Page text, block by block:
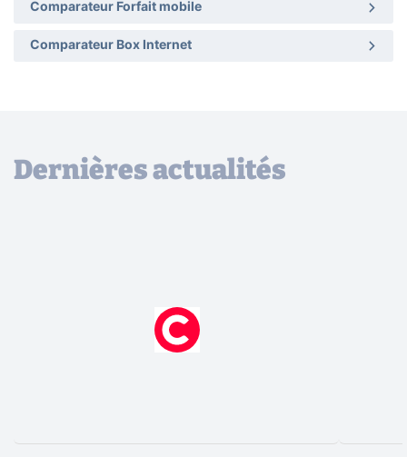
Comparateur Forfait mobile
Comparateur Box Internet
Dernières actualités